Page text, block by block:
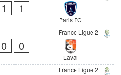
1 1
Paris FC
France Ligue 2
0 0
Laval
France Ligue 2